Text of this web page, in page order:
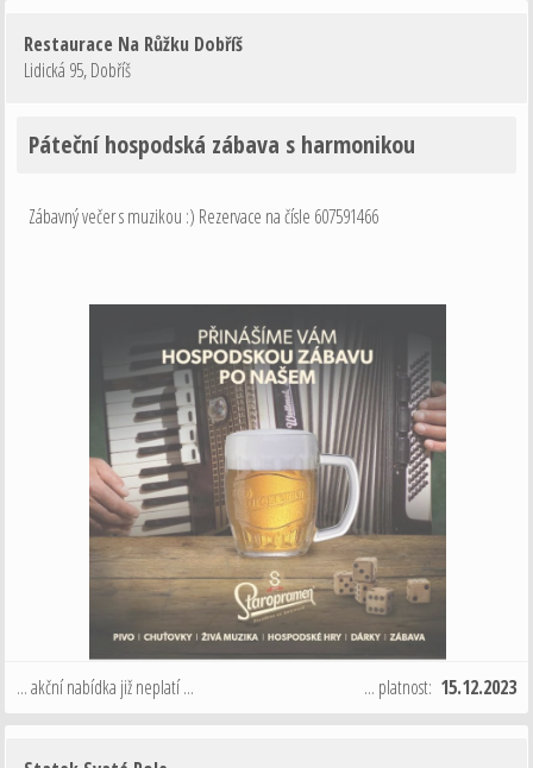
Restaurace Na Růžku Dobříš
Lidická 95,Dobříš
Páteční hospodská zábava s harmonikou
Zábavný večer s muzikou :) Rezervace na čísle 607591466
... akční nabídka již neplatí ... ... platnost: 15.12.2023